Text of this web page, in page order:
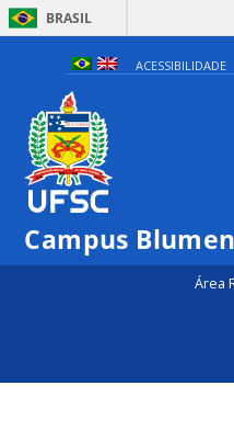
BRASIL
ACESSIBILIDADE
Campus
Área